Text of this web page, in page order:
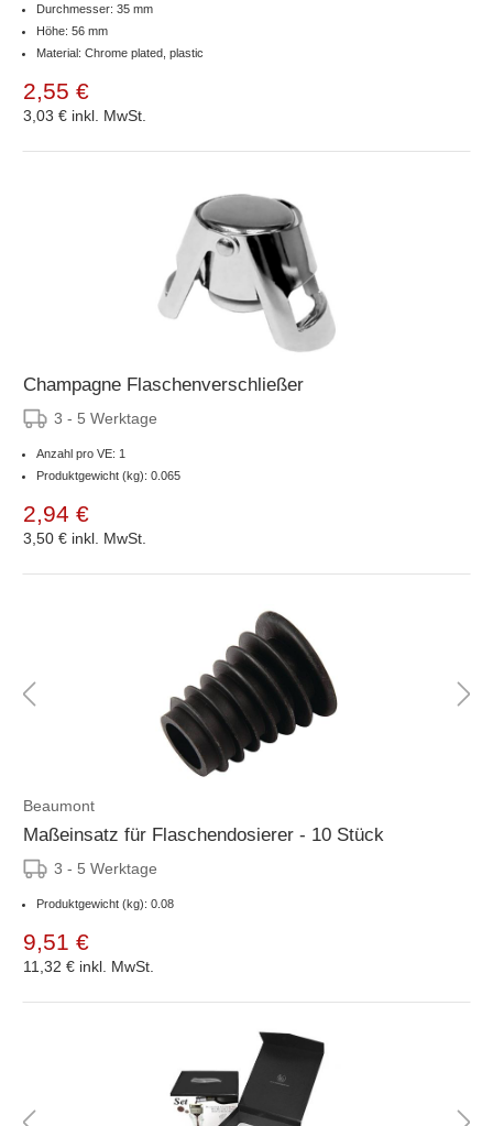
Durchmesser: 35 mm
Höhe: 56 mm
Material: Chrome plated, plastic
2,55 €
3,03 € inkl. MwSt.
Champagne Flaschenverschließer
3 - 5 Werktage
Anzahl pro VE: 1
Produktgewicht (kg): 0.065
2,94 €
3,50 € inkl. MwSt.
Beaumont
Maßeinsatz für Flaschendosierer - 10 Stück
3 - 5 Werktage
Produktgewicht (kg): 0.08
9,51 €
11,32 € inkl. MwSt.